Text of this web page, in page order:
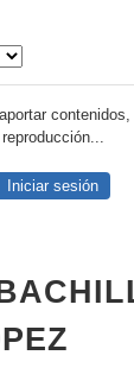
reproducción...
Iniciar sesión